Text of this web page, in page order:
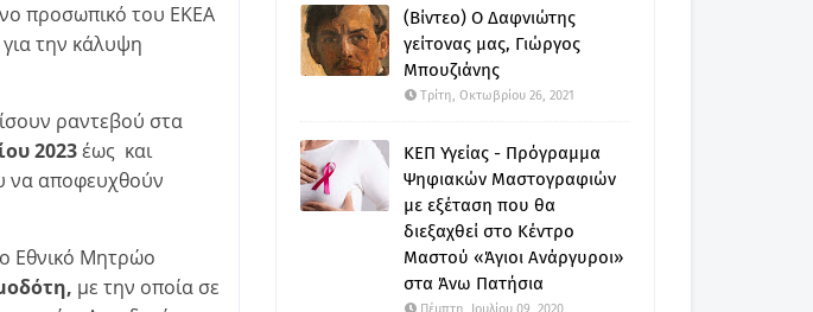
προσωπικό του ΕΚΕΑ
την κάλυψη
ραντεβού στα
2023έως και
να αποφευχθούν
Εθνικό Μητρώο
με την οποία σε
(Βίντεο) Ο Δαφνιώτης
γείτονας μας, Γιώργος
Μπουζιάνης
Τρίτη, Οκτωβρίου 26, 2021
ΚΕΠ Υγείας - Πρόγραμμα
Ψηφιακών Μαστογραφιών
με εξέταση που θα
διεξαχθεί στο Κέντρο
Μαστού «Άγιοι Ανάργυροι»
στα Άνω Πατήσια